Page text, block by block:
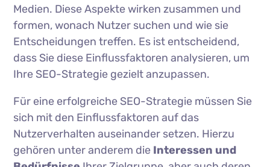
Medien. Diese Aspekte wirken zusammen und
formen, wonach Nutzer suchen und wie sie
Entscheidungen treffen. Es ist entscheidend,
dass Sie diese Einflussfaktoren analysieren, um
Ihre SEO-Strategie gezielt anzupassen.
Für eine erfolgreiche SEO-Strategie müssen Sie
sich mit den Einflussfaktoren auf das
Nutzerverhalten auseinander setzen. Hierzu
gehören unter anderem die Interessen und